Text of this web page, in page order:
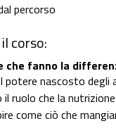
percorso
corso:
che fanno la
potere nascosto
ruolo che la
come ciò che